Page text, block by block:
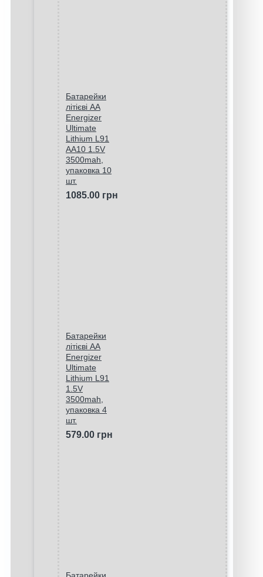
Батарейки
літієві AA
Energizer
Ultimate
Lithium L91
AA10 1.5V
3500mah,
упаковка 10
шт.
1085.00 грн
Батарейки
літієві AA
Energizer
Ultimate
Lithium L91
1.5V
3500mah,
упаковка 4
шт.
579.00 грн